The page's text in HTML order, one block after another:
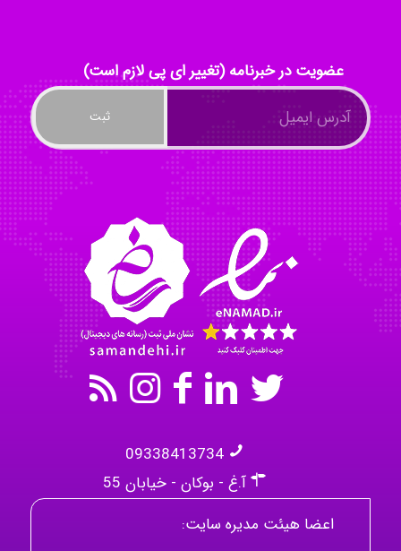
Tavan
akhtar shahsavandi
kimiya zirakpoor
عضویت در خبرنامه (تغییر ای پی لازم است)
09338413734
آ.غ - بوکان - خیابان 55
اعضا هیئت مدیره سایت: